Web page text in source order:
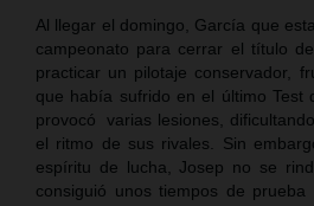
Al llegar el domingo, García que
campeonato para cerrar el título
practicar un pilotaje conservador,
que había sufrido en el último Test
provocó varias lesiones,
el ritmo de sus rivales. Sin
espíritu de lucha, Josep no se
consiguió unos tiempos de